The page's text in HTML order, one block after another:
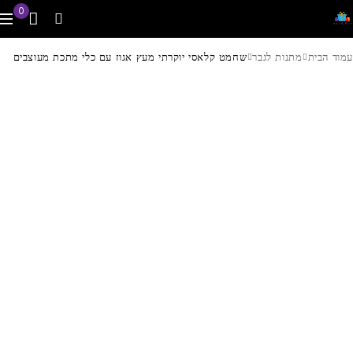
0
עמוד הבית מתנות לגבר שחמט קלאסי יוקרתי מעץ אגוז עם כלי מתכת מעוצבים